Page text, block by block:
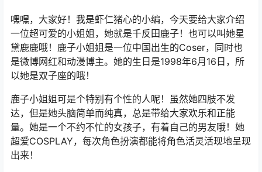
嘿嘿，大家好！我是虾仁猪心的小编，今天要给大家介绍
一位超可爱的小姐姐，她就是千反田鹿子！也可以叫她星
黛鹿鹿哦！鹿子小姐姐是一位中国出生的Coser，同时也
是微博网红和动漫博主。她的生日是1998年6月16日，所
以她是双子座的哦！
鹿子小姐姐可是个特别有个性的人呢！虽然她四肢不发
达，但是她头脑简单而纯真，总是带给大家欢乐和正能
量。她是一个不约不忙的女孩子，有着自己的男友哦！她
超爱COSPLAY，每次角色扮演都能将角色活灵活现地呈现
出来！